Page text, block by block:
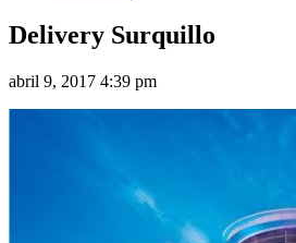
Delivery Surquillo
abril 9, 2017 4:39 pm